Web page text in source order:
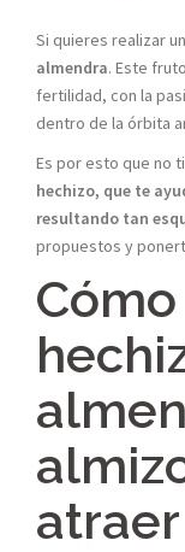
Si quieres realizar
almendra. Este
fertilidad, con la
dentro de la órbita
Es por esto que no
hechizo, que te
resultando tan
propuestos y